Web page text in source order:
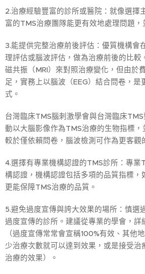
2.治療經驗豐富的診所或醫院：就像選擇
富的TMS治療團隊能更有效地處理問題，
3.能提供完整治療前後評估：優質機構會
理評估或腦波評估，做為治療前後的比較
磁共振（MRI）來對照治療變化，但由於
足，實務上以腦波（EEG）結合問卷，是
式。
台灣臨床TMS腦刺激學會與台灣臨床
動以大腦影像作為TMS治療的生物指標，
較於僅依賴問卷，腦波檢測可作為更客觀
4.選擇有專業機構認證的TMS診所：專業
構認證，機構認證包括多項的品質指標，
更能保障TMS治療的品質。
5.避免過度宣傳與誇大效果的場所：慎選
過度宣傳的診所。建議從專業的學會，詳
（過度宣傳常常會宣稱100%有效、其他
少治療次數就可以達到效果，或是接受治
治療的效果）。